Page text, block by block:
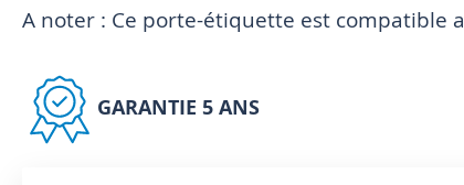
A noter : Ce porte-étiquette est compatible
GARANTIE 5 ANS